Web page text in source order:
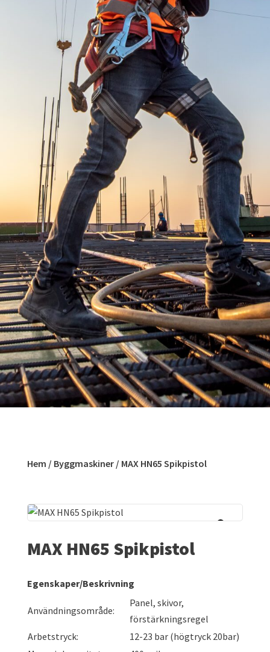
Hem / Byggmaskiner/ MAX HN65 Spikpistol
MAX HN65 Spikpistol
Egenskaper/Beskrivning
Användningsområde:
Panel, skivor,
förstärkningsregel
Arbetstryck:
12-23 bar (högtryck 20bar)